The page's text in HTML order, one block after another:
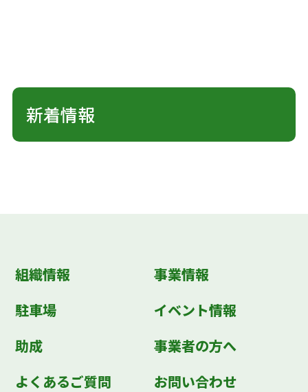
新着情報
組織情報
事業情報
駐車場
イベント情報
助成
事業者の方へ
よくあるご質問
お問い合わせ